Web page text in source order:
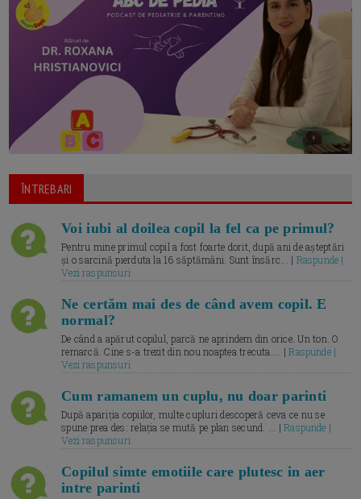
ÎNTREBARI
Voi iubi al doilea copil la fel ca pe primul?
Pentru mine primul copil a fost foarte dorit, după ani de așteptări
și o sarcină pierduta la 16 săptămâni. Sunt însărc... | Raspunde |
Vezi raspunsuri
Ne certăm mai des de când avem copil. E
normal?
De când a apărut copilul, parcă ne aprindem din orice. Un ton. O
remarcă. Cine s-a trezit din nou noaptea trecuta.... |Raspunde |
Vezi raspunsuri
Cum ramanem un cuplu, nu doar parinti
După apariția copiilor, multe cupluri descoperă ceva ce nu se
spune prea des: relația se mută pe plan secund. ... |Raspunde |
Vezi raspunsuri
Copilul simte emotiile care plutesc in aer
intre parinti